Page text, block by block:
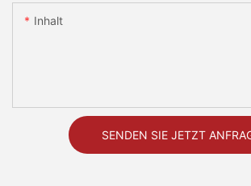
Inhalt
SENDEN SIE JETZT